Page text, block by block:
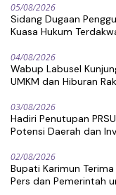
05/08/2026
Sidang Dugaan
Kuasa Hukum
04/08/2026
Wabup Labusel
UMKM dan Hiburan
03/08/2026
Hadiri Penutupan
Potensi Daerah dan
02/08/2026
Bupati Karimun
Pers dan Pemerintah